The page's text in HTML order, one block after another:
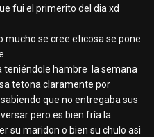
fui el primerito del dia xd
mucho se cree eticosa se pone
teniéndole hambre
la semana
tetona claramente por
que no entregaba sus
pero es bien fría la
su maridon o bien su chulo asi